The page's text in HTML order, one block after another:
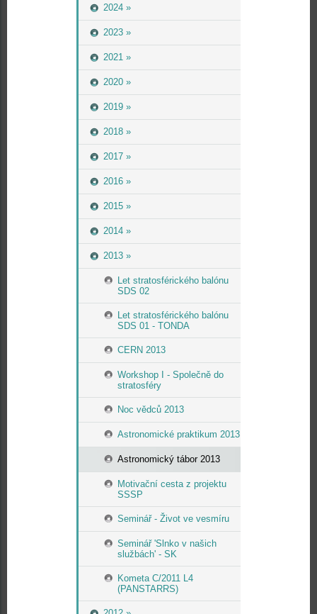
2024 »
2023 »
2021 »
2020 »
2019 »
2018 »
2017 »
2016 »
2015 »
2014 »
2013 »
Let stratosférického balónu
SDS 02
Let stratosférického balónu
SDS 01 - TONDA
CERN 2013
Workshop I - Společně do
stratosféry
Noc vědců 2013
Astronomické praktikum 2013
Astronomický tábor 2013
Motivační cesta z projektu
SSSP
Seminář - Život ve vesmíru
Seminář 'Slnko v našich
službách' - SK
Kometa C/2011 L4
(PANSTARRS)